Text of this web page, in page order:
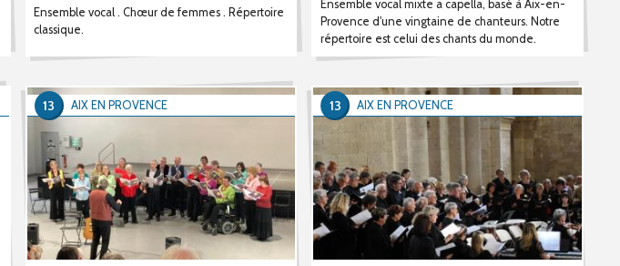
Ensemble vocal . Chœur de femmes . Répertoire
classique.
Ensemble vocal mixte a capella, basé à Aix-en-
Provence d'une vingtaine de chanteurs. Notre
répertoire est celui des chants du monde.
AIX EN PROVENCE
13 AIX EN PROVENCE
13